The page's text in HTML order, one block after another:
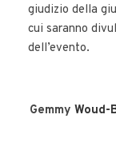
giudizio della
cui saranno
dell’evento.
Gemmy Woud-